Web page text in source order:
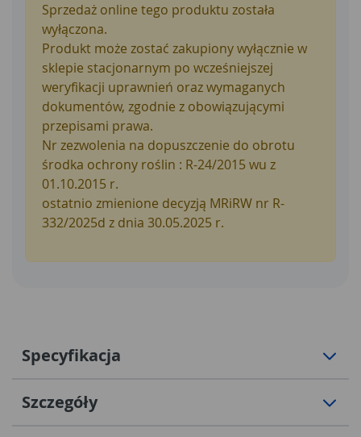
Sprzedaż online tego produktu została
wyłączona.
Produkt może zostać zakupiony wyłącznie w
sklepie stacjonarnym po wcześniejszej
weryfikacji uprawnień oraz wymaganych
dokumentów, zgodnie z obowiązującymi
przepisami prawa.
Nr zezwolenia na dopuszczenie do obrotu
środka ochrony roślin : R-24/2015 wu z
01.10.2015 r.
ostatnio zmienione decyzją MRiRW nr R-
332/2025d z dnia 30.05.2025 r.
Specyfikacja
Szczegóły